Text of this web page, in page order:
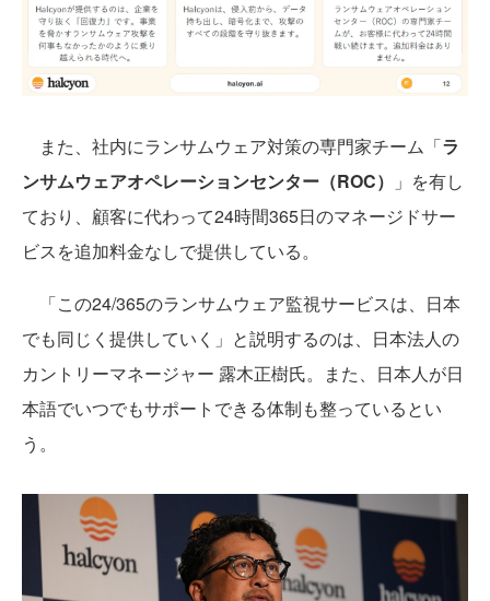
また、社内にランサムウェア対策の専門家チーム「ラ
ンサムウェアオペレーションセンター（ROC）
」を有し
ており、顧客に代わって24時間365日のマネージドサー
ビスを追加料金なしで提供している。
「この24/365のランサムウェア監視サービスは、日本
でも同じく提供していく」と説明するのは、日本法人の
カントリーマネージャー 露木正樹氏。また、日本人が日
本語でいつでもサポートできる体制も整っているとい
う。